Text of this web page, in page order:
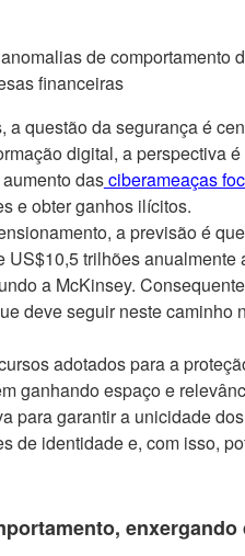
de comportamento
financeiras
a questão da segurança é
digital, a perspectiva
dasciberameaças
e obter ganhos ilícitos.
a previsão é
US$10,5 trilhões
a McKinsey.
deve seguir neste caminho
adotados para a
ganhando espaço e
para garantir a unicidade
de identidade e, com isso,
enxergando